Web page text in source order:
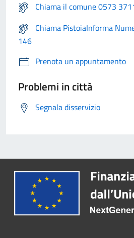
Chiama il comune 0573
Chiama PistoiaInforma
146
Prenota un appuntamento
Problemi in città
Segnala disservizio